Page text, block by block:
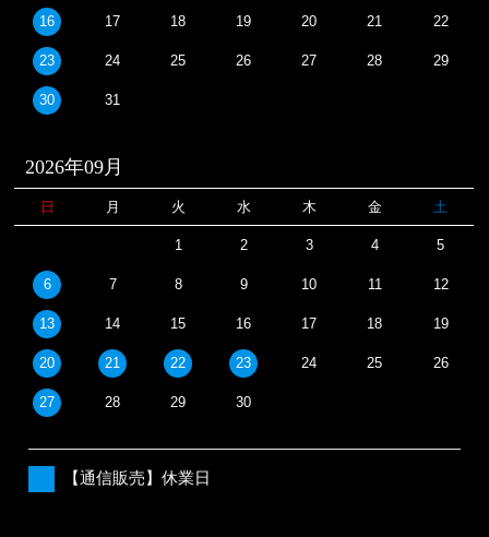
16 17 18 19 20 21 22
23 24 25 26 27 28 29
30 31
2026年09月
日 月 火 水 木 金 土
1 2 3 4 5
6 7 8 9 10 11 12
13 14 15 16 17 18 19
20 21 22 23 24 25 26
27 28 29 30
【通信販売】休業日